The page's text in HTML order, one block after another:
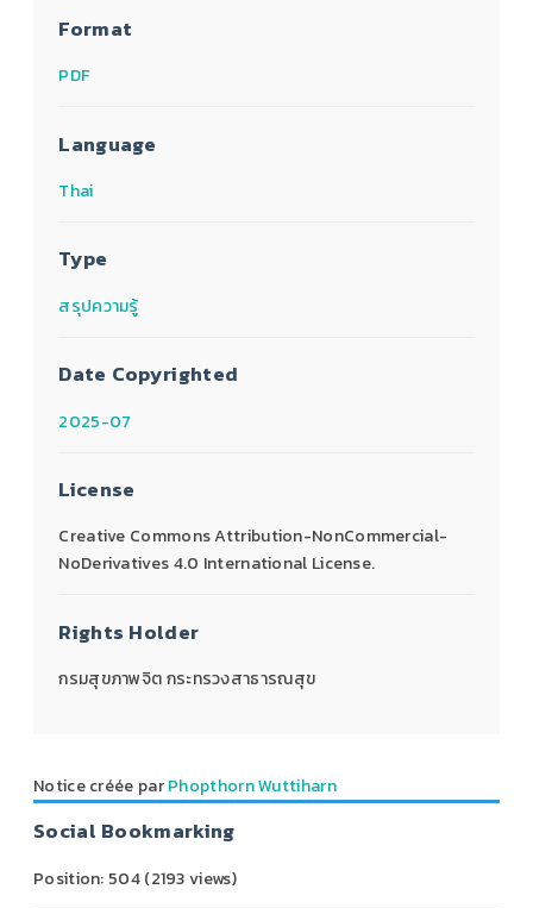
Format
PDF
Language
Thai
Type
สรุปความรู้
Date Copyrighted
2025-07
License
Creative Commons Attribution-NonCommercial-
NoDerivatives 4.0 International License.
Rights Holder
กรมสุขภาพจิต กระทรวงสาธารณสุข
Notice créée parPhopthorn Wuttiharn
Social Bookmarking
Position: 504(2193views)